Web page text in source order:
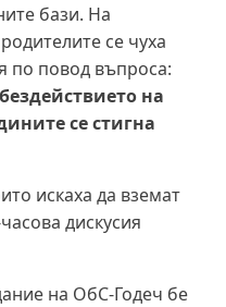
бази. На
се чуха
по повод въпроса:
на
се стигна
искаха да вземат
дискусия
на ОбС-Годеч бе